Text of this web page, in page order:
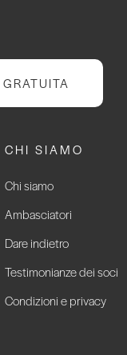
CHI SIAMO
Chi siamo
Ambasciatori
Dare indietro
Testimonianze dei soci
Condizioni e privacy